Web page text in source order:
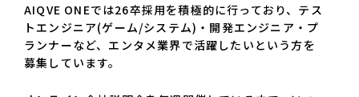
AIQVE ONEでは26卒採用を積極的に行っており、テス
トエンジニア(ゲーム/システム)・開発エンジニア・プ
ランナーなど、エンタメ業界で活躍したいという方を
募集しています。